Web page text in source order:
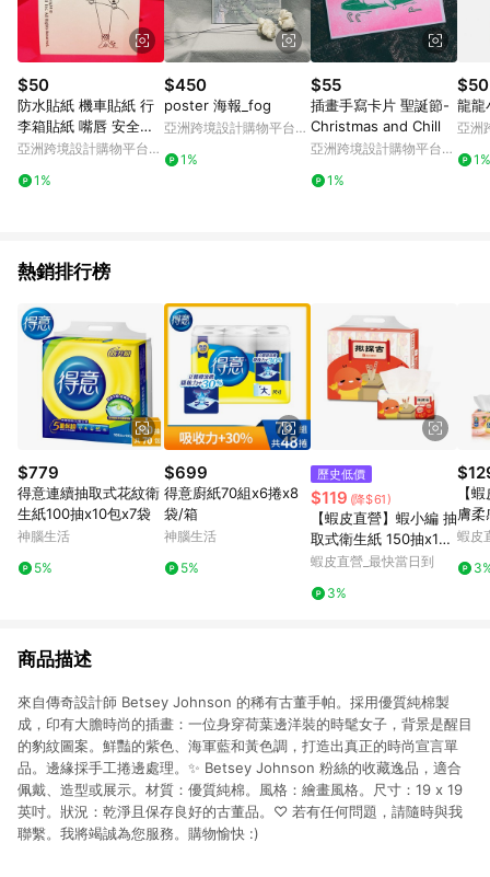
則請以點數紅包活動說明為準。 11. 若於 LINE 購物前往 Pinkoi
頁面後才首次下載 Pinkoi APP 並完成訂單，不符合導購資格；承
上，首次下載 Pinkoi APP 後，需透過 LINE 購物前往 Pinkoi 頁
面，方享導購資格。
$50
防水貼紙 機車貼紙 行
李箱貼紙 嘴唇 安全帽
貼紙 悠遊卡
亞洲跨境設計購物平台
1%
$450
poster 海報_fog
亞洲跨境設計購物平台
1%
$55
插畫手寫卡片 聖誕節-
Christmas and Chill
亞洲跨境設計購物平台
1%
$50
龍龍
亞洲
1%
熱銷排行榜
$779
得意連續抽取式花紋衛
生紙100抽x10包x7袋
神腦生活
5%
$699
得意廚紙70組x6捲x8
袋/箱
神腦生活
5%
歷史低價
$119 (降$61)
【蝦皮直營】蝦小編 抽
取式衛生紙 150抽x12
包/串 揪探吉 柔軟 居家
蝦皮直營_最快當日到
3%
【
膚
FC-
蝦皮
商品描述
來自傳奇設計師 Betsey Johnson 的稀有古董手帕。採用優質純棉製
成，印有大膽時尚的插畫：一位身穿荷葉邊洋裝的時髦女子，背景是醒目
的豹紋圖案。鮮豔的紫色、海軍藍和黃色調，打造出真正的時尚宣言單
品。邊緣採手工捲邊處理。✨ Betsey Johnson 粉絲的收藏逸品，適合
佩戴、造型或展示。材質：優質純棉。風格：繪畫風格。尺寸：19 x 19
英吋。狀況：乾淨且保存良好的古董品。♡ 若有任何問題，請隨時與我
聯繫。我將竭誠為您服務。購物愉快 :)